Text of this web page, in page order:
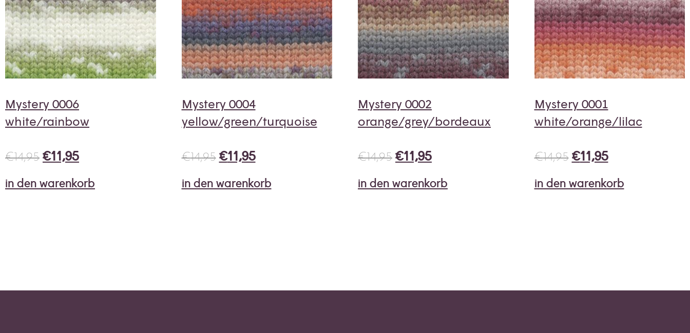
Mystery 0006
white/rainbow
€14,95 €11,95
in den warenkorb
Mystery 0004
yellow/green/turquoise
€14,95 €11,95
in den warenkorb
Mystery 0002
orange/grey/bordeaux
€14,95 €11,95
in den warenkorb
Mystery 0001
white/orange/lilac
€14,95 €11,95
in den warenkorb